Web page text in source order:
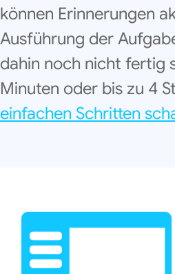
können Erinnerungen
Ausführung der
dahin noch nicht fertig
Minuten oder bis zu 4
einfachen Schritten